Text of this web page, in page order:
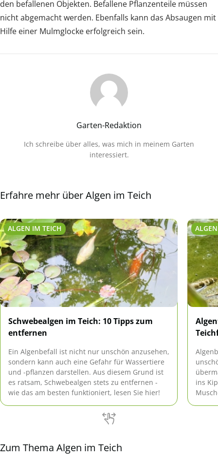
den befallenen Objekten. Befallene Pflanzenteile müssen
nicht abgemacht werden. Ebenfalls kann das Absaugen mit
Hilfe einer Mulmglocke erfolgreich sein.
Garten-Redaktion
Ich schreibe über alles, was mich in meinem Garten
interessiert.
Erfahre mehr über Algen im Teich
ALGEN IM TEICH
Schwebealgen im Teich: 10 Tipps zum
entfernen
Ein Algenbefall ist nicht nur unschön anzusehen,
sondern kann auch eine Gefahr für Wassertiere
und -pflanzen darstellen. Aus diesem Grund ist
es ratsam, Schwebealgen stets zu entfernen -
wie das am besten funktioniert, lesen Sie hier!
ins
Zum Thema Algen im Teich